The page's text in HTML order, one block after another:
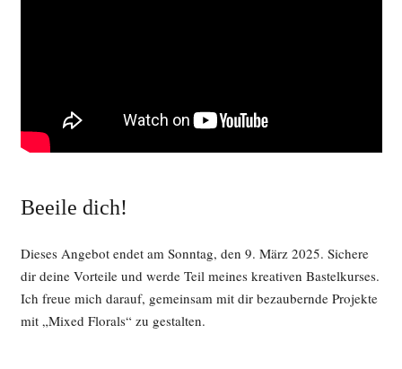
Beeile dich!
Dieses Angebot endet am Sonntag, den 9. März 2025. Sichere
dir deine Vorteile und werde Teil meines kreativen Bastelkurses.
Ich freue mich darauf, gemeinsam mit dir bezaubernde Projekte
mit „Mixed Florals“ zu gestalten.